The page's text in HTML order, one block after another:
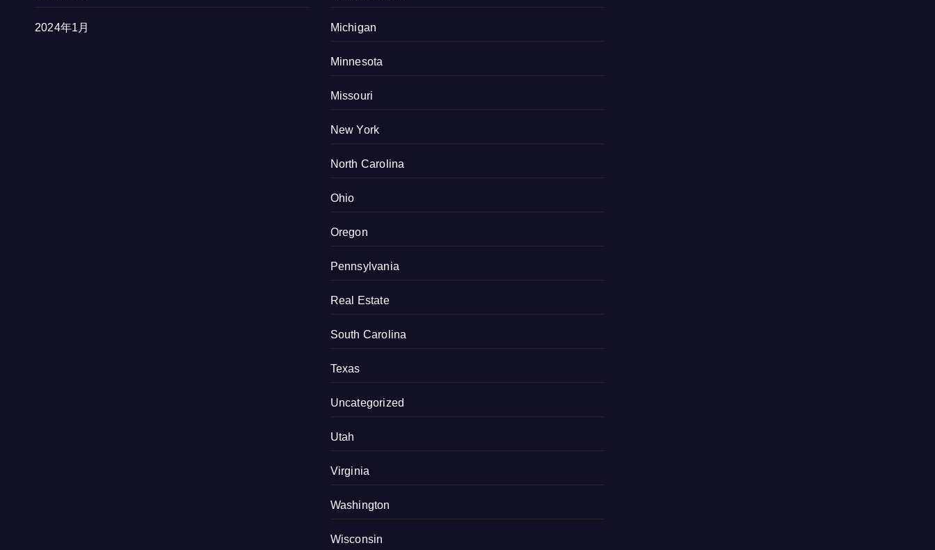
2024年1月 Michigan
Minnesota
Missouri
New York
North Carolina
Ohio
Oregon
Pennsylvania
Real Estate
South Carolina
Texas
Uncategorized
Utah
Virginia
Washington
Wisconsin